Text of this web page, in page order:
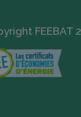
FEEBAT